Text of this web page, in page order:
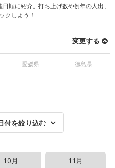
順に紹介。打ち上げ数や例年の人出、
クしよう！
変更する
愛媛県 徳島県
付を絞り込む
10月 11月